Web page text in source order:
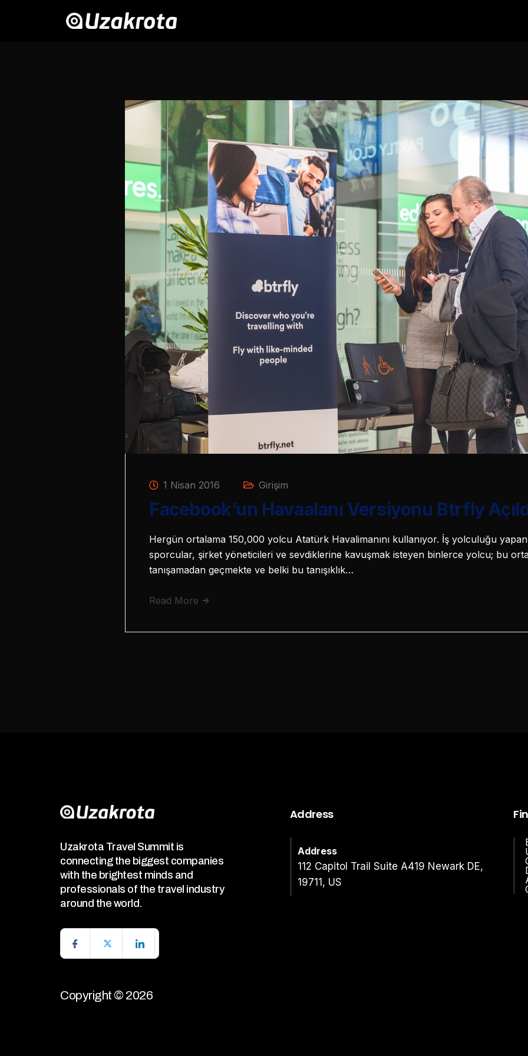
1 Nisan 2016 Girişim
Facebook’un Havaalanı Versiyonu Btrfly
Hergün ortalama 150,000 yolcu Atatürk Havalimanını kullanıyor. İş yolculuğu
sporcular, şirket yöneticileri ve sevdiklerine kavuşmak isteyen binlerce yolcu; bu
tanışamadan geçmekte ve belki bu tanışıklık…
Read More
Uzakrota Travel Summit is
connecting the biggest companies
with the brightest minds and
professionals of the travel industry
around the world.
Copyright © 2026
Address
Address
112 Capitol Trail Suite A419 Newark DE,
19711, US